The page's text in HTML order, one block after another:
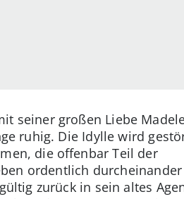
seiner großen Liebe
ruhig. Die Idylle wird
die offenbar Teil der
ordentlich
zurück in sein altes